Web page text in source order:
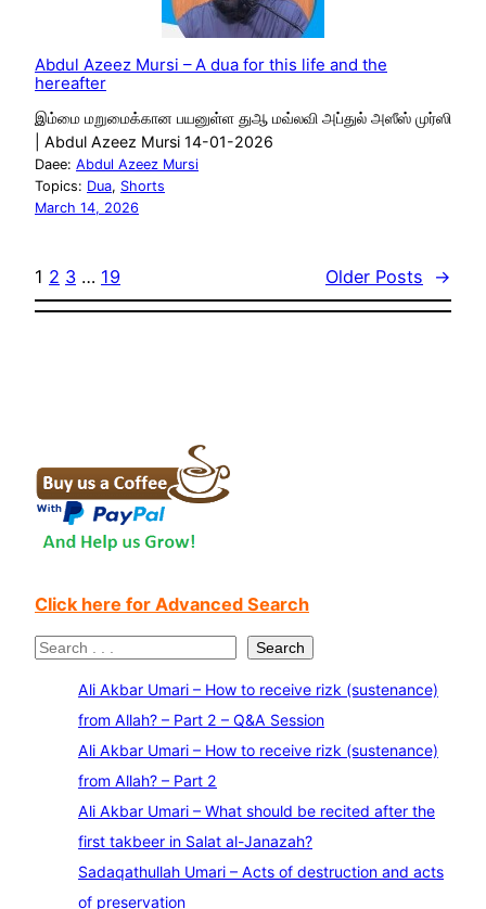
Abdul Azeez Mursi – A dua for this life and the
hereafter
இம்மை மறுமைக்கான பயனுள்ள துஆ மவ்லவி அப்துல் அஸீஸ் முர்ஸி
| Abdul Azeez Mursi 14-01-2026
Daee: Abdul Azeez Mursi
Topics: Dua, Shorts
March 14, 2026
1 2 3 … 19 Older Posts →
Click here for Advanced Search
S
Search
Ali Akbar Umari – How to receive rizk (sustenance)
from Allah? – Part 2 – Q&A Session
Ali Akbar Umari – How to receive rizk (sustenance)
from Allah? – Part 2
Ali Akbar Umari – What should be recited after the
first takbeer in Salat al-Janazah?
Sadaqathullah Umari – Acts of destruction and acts
of preservation